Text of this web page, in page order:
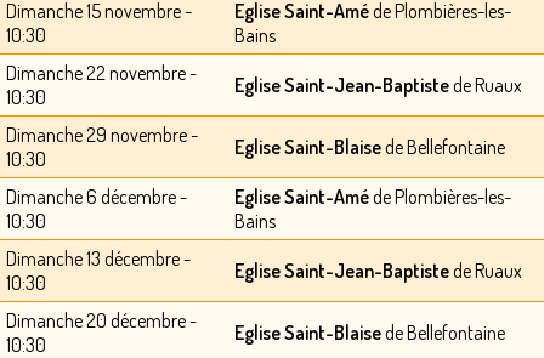
Dimanche 15 novembre -
10:30
Eglise Saint-Améde Plombières-les-
Bains
Dimanche 22 novembre -
10:30
Eglise Saint-Jean-Baptistede Ruaux
Dimanche 29 novembre -
10:30
Eglise Saint-Blaisede Bellefontaine
Dimanche 6 décembre -
10:30
Eglise Saint-Améde Plombières-les-
Bains
Dimanche 13 décembre -
10:30
Eglise Saint-Jean-Baptistede Ruaux
Dimanche 20 décembre -
10:30
Eglise Saint-Blaisede Bellefontaine